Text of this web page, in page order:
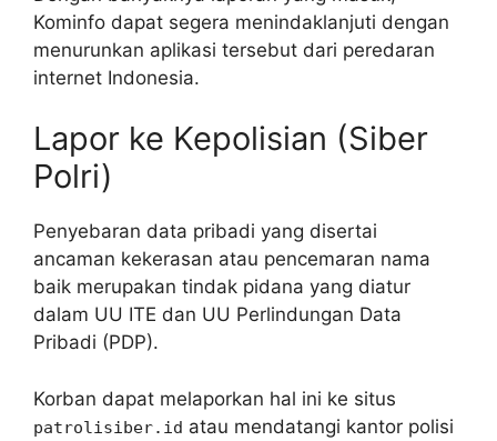
Kominfo dapat segera menindaklanjuti dengan
menurunkan aplikasi tersebut dari peredaran
internet Indonesia.
Lapor ke Kepolisian (Siber
Polri)
Penyebaran data pribadi yang disertai
ancaman kekerasan atau pencemaran nama
baik merupakan tindak pidana yang diatur
dalam UU ITE dan UU Perlindungan Data
Pribadi (PDP).
Korban dapat melaporkan hal ini ke situs
patrolisiber.id atau mendatangi kantor polisi